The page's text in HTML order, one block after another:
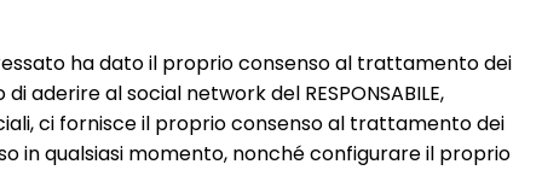
ha dato il proprio consenso al trattamento dei
aderire al social network del RESPONSABILE,
ci fornisce il proprio consenso al trattamento dei
in qualsiasi momento, nonché configurare il proprio